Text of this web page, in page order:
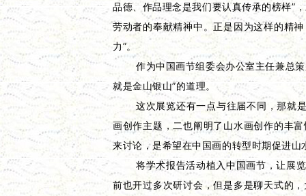
品德、作品理念是我们要认真传承的榜样”
劳动者的奉献精神中。正是因为这样的精
力”。
作为中国画节组委会办公室主任兼总
就是金山银山”的道理。
这次展览还有一点与往届不同，那就
画创作主题，二也阐明了山水画创作的丰
来讨论，是希望在中国画的转型时期促进
将学术报告活动植入中国画节，让展
前也开过多次研讨会，但是多是聊天式的